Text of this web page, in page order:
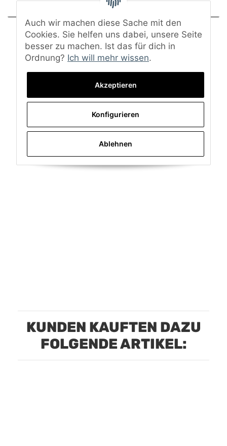
Frage zum Artikel
KUNDEN KAUFTEN DAZU
FOLGENDE ARTIKEL:
Auch wir machen diese Sache mit den
Cookies. Sie helfen uns dabei, unsere Seite
besser zu machen. Ist das für dich in
Ordnung? Ich will mehr wissen.
Akzeptieren
Konfigurieren
Ablehnen